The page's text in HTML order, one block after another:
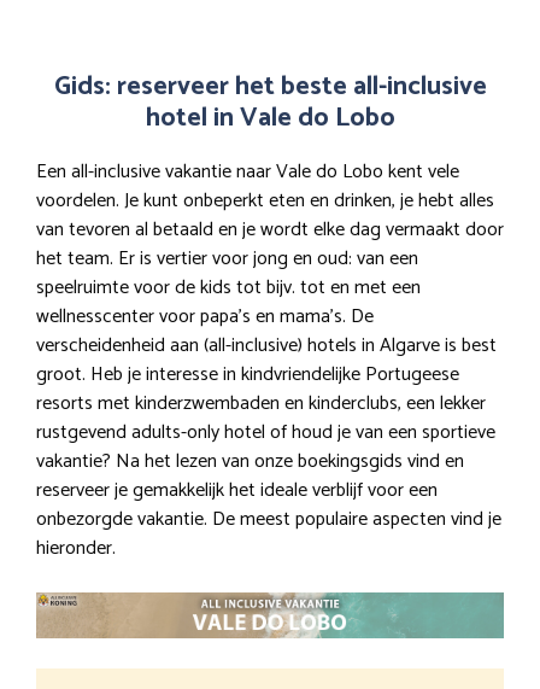
Gids: reserveer het beste all-inclusive
hotel in Vale do Lobo
Een all-inclusive vakantie naar Vale do Lobo kent vele
voordelen. Je kunt onbeperkt eten en drinken, je hebt alles
van tevoren al betaald en je wordt elke dag vermaakt door
het team. Er is vertier voor jong en oud: van een
speelruimte voor de kids tot bijv. tot en met een
wellnesscenter voor papa’s en mama’s. De
verscheidenheid aan (all-inclusive) hotels in Algarve is best
groot. Heb je interesse in kindvriendelijke Portugeese
resorts met kinderzwembaden en kinderclubs, een lekker
rustgevend adults-only hotel of houd je van een sportieve
vakantie? Na het lezen van onze boekingsgids vind en
reserveer je gemakkelijk het ideale verblijf voor een
onbezorgde vakantie. De meest populaire aspecten vind je
hieronder.